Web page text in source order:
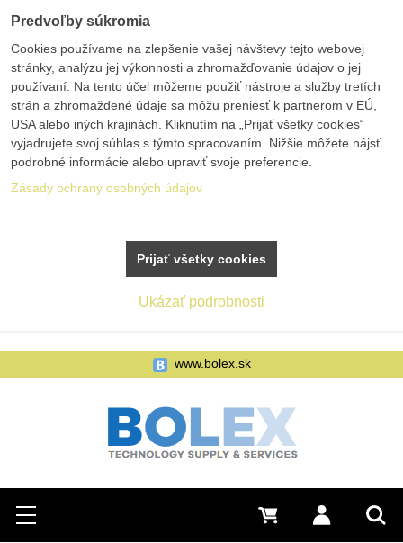
Hľadať
Menu Prihlásiť sa
0 €
www.bolex.sk
Predvoľby súkromia
Cookies používame na zlepšenie vašej návštevy tejto webovej
stránky, analýzu jej výkonnosti a zhromažďovanie údajov o jej
používaní. Na tento účel môžeme použiť nástroje a služby tretích
strán a zhromaždené údaje sa môžu preniesť k partnerom v EÚ,
USA alebo iných krajinách. Kliknutím na „Prijať všetky cookies“
vyjadrujete svoj súhlas s týmto spracovaním. Nižšie môžete nájsť
podrobné informácie alebo upraviť svoje preferencie.
Zásady ochrany osobných údajov
Ukázať podrobnosti
Prijať všetky cookies